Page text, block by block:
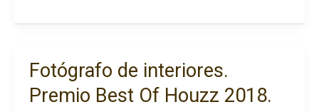
Interiores.
2019
Fotógrafo de interiores.
Premio Best Of Houzz 2018.